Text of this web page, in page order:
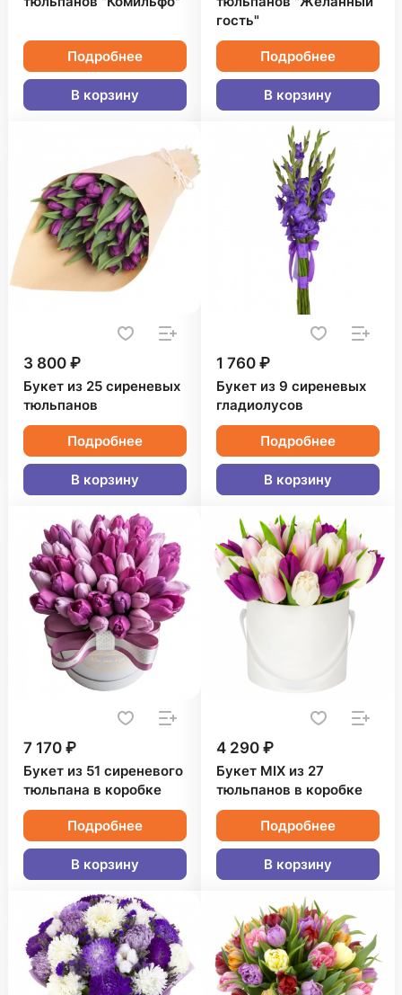
Подробнее
В корзину
гость"
Подробнее
В корзину
3 800 ₽
Букет из 25 сиреневых
тюльпанов
Подробнее
В корзину
1 760 ₽
Букет из 9 сиреневых
гладиолусов
Подробнее
В корзину
7 170 ₽
Букет из 51 сиреневого
тюльпана в коробке
Подробнее
В корзину
4 290 ₽
Букет MIX из 27
тюльпанов в коробке
Подробнее
В корзину